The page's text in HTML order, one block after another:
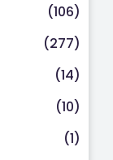
(106)
(277)
(14)
(10)
(1)